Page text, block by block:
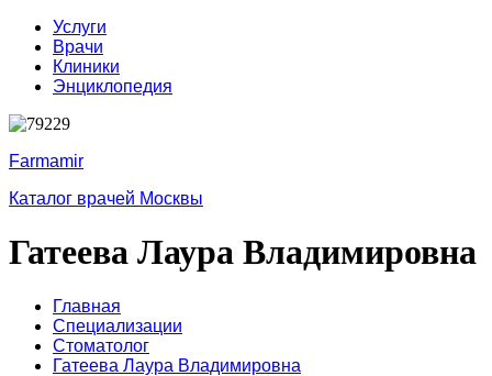
Услуги
Врачи
Клиники
Энциклопедия
Farmamir
Каталог врачей Москвы
Гатеева Лаура Владимировна
Главная
Специализации
Стоматолог
Гатеева Лаура Владимировна